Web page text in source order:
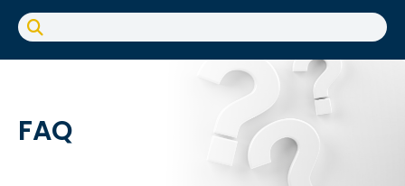
Onthaal
Werkpostfiche
Arbeidsongeval
FAQ